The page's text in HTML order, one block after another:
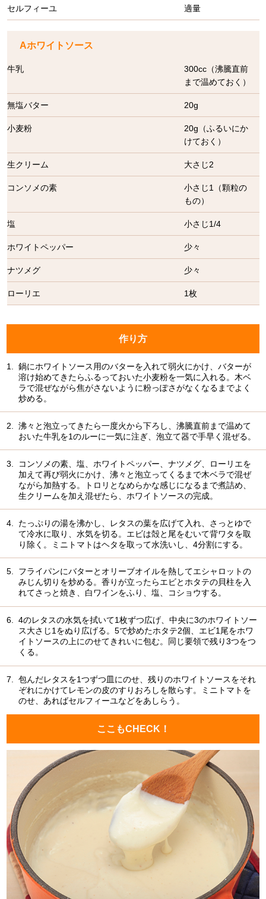
セルフィーユ 適量
Aホワイトソース
牛乳
300cc（沸騰直前
まで温めておく）
無塩バター 20g
小麦粉
20g（ふるいにか
けておく）
生クリーム 大さじ2
コンソメの素
小さじ1（顆粒の
もの）
塩 小さじ1/4
ホワイトペッパー 少々
ナツメグ 少々
ローリエ 1枚
作り方
1.
鍋にホワイトソース用のバターを入れて弱火にかけ、バターが
溶け始めてきたらふるっておいた小麦粉を一気に入れる。木ベ
ラで混ぜながら焦がさないように粉っぽさがなくなるまでよく
炒める。
2.
沸々と泡立ってきたら一度火から下ろし、沸騰直前まで温めて
おいた牛乳を1のルーに一気に注ぎ、泡立て器で手早く混ぜる。
3.
コンソメの素、塩、ホワイトペッパー、ナツメグ、ローリエを
加えて再び弱火にかけ、沸々と泡立ってくるまで木ベラで混ぜ
ながら加熱する。トロリとなめらかな感じになるまで煮詰め、
生クリームを加え混ぜたら、ホワイトソースの完成。
4.
たっぷりの湯を沸かし、レタスの葉を広げて入れ、さっとゆで
て冷水に取り、水気を切る。エビは殻と尾をむいて背ワタを取
り除く。ミニトマトはヘタを取って水洗いし、4分割にする。
5.
フライパンにバターとオリーブオイルを熱してエシャロットの
みじん切りを炒める。香りが立ったらエビとホタテの貝柱を入
れてさっと焼き、白ワインをふり、塩、コショウする。
6. 4のレタスの水気を拭いて1枚ずつ広げ、中央に3のホワイトソー
ス大さじ1をぬり広げる。5で炒めたホタテ2個、エビ1尾をホワ
イトソースの上にのせてきれいに包む。同じ要領で残り3つをつ
くる。
7. 包んだレタスを1つずつ皿にのせ、残りのホワイトソースをそれ
ぞれにかけてレモンの皮のすりおろしを散らす。ミニトマトを
のせ、あればセルフィーユなどをあしらう。
ここもCHECK！